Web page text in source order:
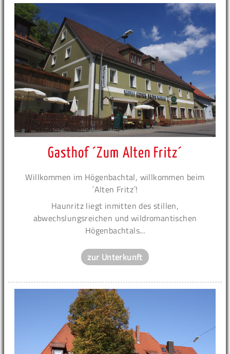
Gasthof ´Zum Alten Fritz´
Willkommen im Högenbachtal, willkommen beim
´Alten Fritz´!
Haunritz liegt inmitten des stillen,
abwechslungsreichen und wildromantischen
Högenbachtals...
zur Unterkunft